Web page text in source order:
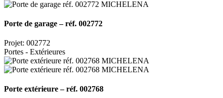
Porte de garage – réf. 002772
Projet: 002772
Portes - Extérieures
Porte extérieure – réf. 002768